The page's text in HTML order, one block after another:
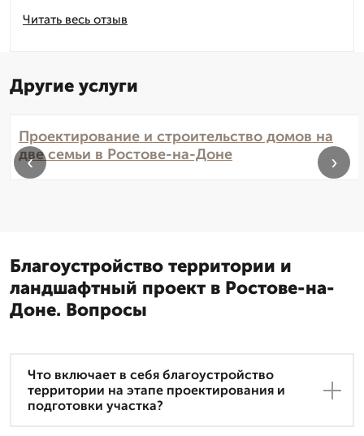
Читать весь отзыв
Другие услуги
Проектирование и строительство домов на
две семьи в Ростове-на-Доне
‹ ›
Благоустройство территории и
ландшафтный проект в Ростове-на-
Доне. Вопросы
Что включает в себя благоустройство
территории на этапе проектирования и
подготовки участка?